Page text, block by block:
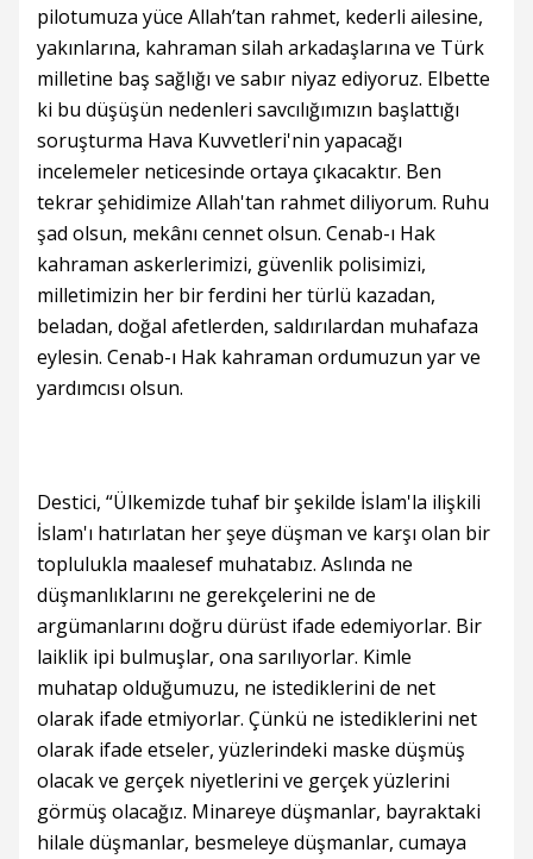
pilotumuza yüce Allah’tan rahmet, kederli ailesine,
yakınlarına, kahraman silah arkadaşlarına ve Türk
milletine baş sağlığı ve sabır niyaz ediyoruz. Elbette
ki bu düşüşün nedenleri savcılığımızın başlattığı
soruşturma Hava Kuvvetleri'nin yapacağı
incelemeler neticesinde ortaya çıkacaktır. Ben
tekrar şehidimize Allah'tan rahmet diliyorum. Ruhu
şad olsun, mekânı cennet olsun. Cenab-ı Hak
kahraman askerlerimizi, güvenlik polisimizi,
milletimizin her bir ferdini her türlü kazadan,
beladan, doğal afetlerden, saldırılardan muhafaza
eylesin. Cenab-ı Hak kahraman ordumuzun yar ve
yardımcısı olsun.
Destici, “Ülkemizde tuhaf bir şekilde İslam'la ilişkili
İslam'ı hatırlatan her şeye düşman ve karşı olan bir
toplulukla maalesef muhatabız. Aslında ne
düşmanlıklarını ne gerekçelerini ne de
argümanlarını doğru dürüst ifade edemiyorlar. Bir
laiklik ipi bulmuşlar, ona sarılıyorlar. Kimle
muhatap olduğumuzu, ne istediklerini de net
olarak ifade etmiyorlar. Çünkü ne istediklerini net
olarak ifade etseler, yüzlerindeki maske düşmüş
olacak ve gerçek niyetlerini ve gerçek yüzlerini
görmüş olacağız. Minareye düşmanlar, bayraktaki
hilale düşmanlar, besmeleye düşmanlar, cumaya